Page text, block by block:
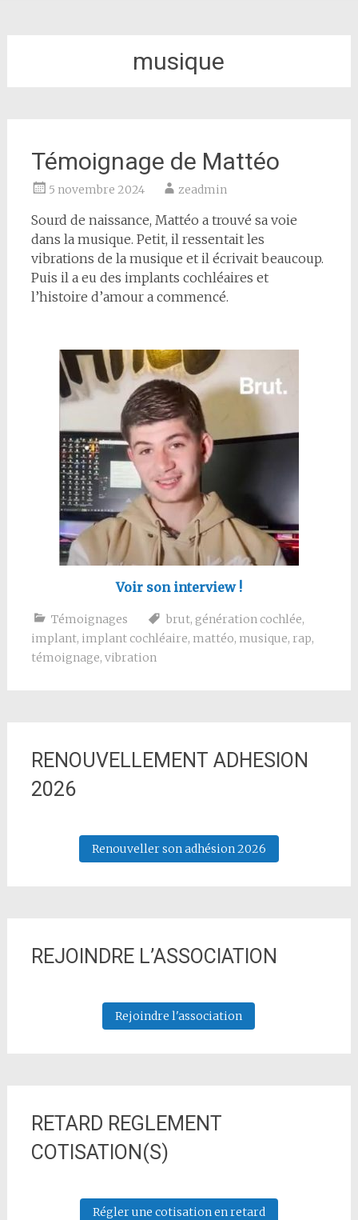
musique
Témoignage de Mattéo
5 novembre 2024 zeadmin
Sourd de naissance, Mattéo a trouvé sa voie
dans la musique. Petit, il ressentait les
vibrations de la musique et il écrivait beaucoup.
Puis il a eu des implants cochléaires et
l’histoire d’amour a commencé.
Voir son interview !
Témoignages brut, génération cochlée,
implant, implant cochléaire, mattéo, musique, rap,
témoignage, vibration
RENOUVELLEMENT ADHESION
2026
Renouveller son adhésion 2026
REJOINDRE L’ASSOCIATION
Rejoindre l'association
RETARD REGLEMENT
COTISATION(S)
Régler une cotisation en retard